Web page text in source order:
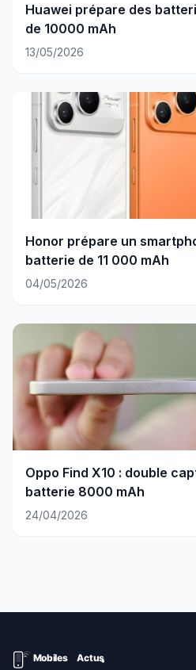
Huawei prépare des
de 10000 mAh
13/05/2026
Honor prépare un
batterie de 11 000 mAh
04/05/2026
Oppo Find X10 : double
batterie 8000 mAh
24/04/2026